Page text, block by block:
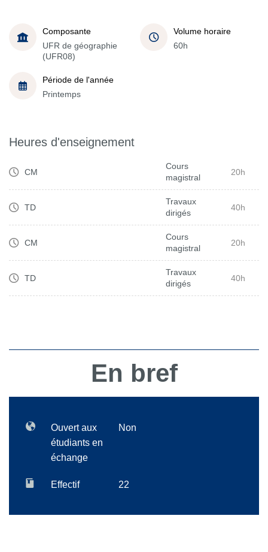
Composante
UFR de géographie
(UFR08)
Volume horaire
60h
Période de l'année
Printemps
Heures d'enseignement
CM
Cours
magistral
20h
TD
Travaux
dirigés
40h
CM
Cours
magistral
20h
TD
Travaux
dirigés
40h
En bref
Ouvert aux
étudiants en
échange
Non
Effectif 22